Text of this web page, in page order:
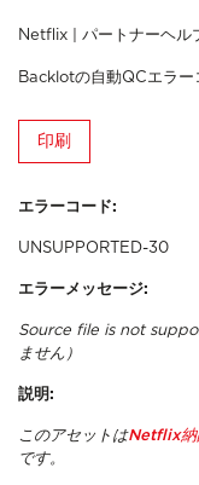
Netflix | パートナーヘル
Backlotの自動QCエラー
印刷
エラーコード:
UNSUPPORTED-30
エラーメッセージ:
Source file is not
ません）
説明:
このアセットはNetflix納
です。